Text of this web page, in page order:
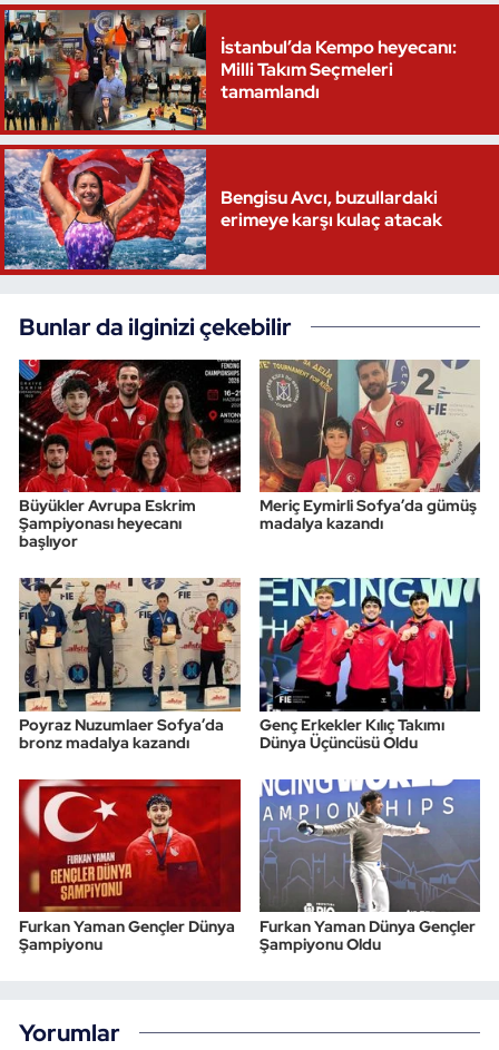
İstanbul’da Kempo heyecanı:
Milli Takım Seçmeleri
tamamlandı
Bengisu Avcı, buzullardaki
erimeye karşı kulaç atacak
Bunlar da ilginizi çekebilir
Büyükler Avrupa Eskrim
Şampiyonası heyecanı
başlıyor
Meriç Eymirli Sofya’da gümüş
madalya kazandı
Poyraz Nuzumlaer Sofya’da
bronz madalya kazandı
Genç Erkekler Kılıç Takımı
Dünya Üçüncüsü Oldu
Furkan Yaman Gençler Dünya
Şampiyonu
Furkan Yaman Dünya Gençler
Şampiyonu Oldu
Yorumlar